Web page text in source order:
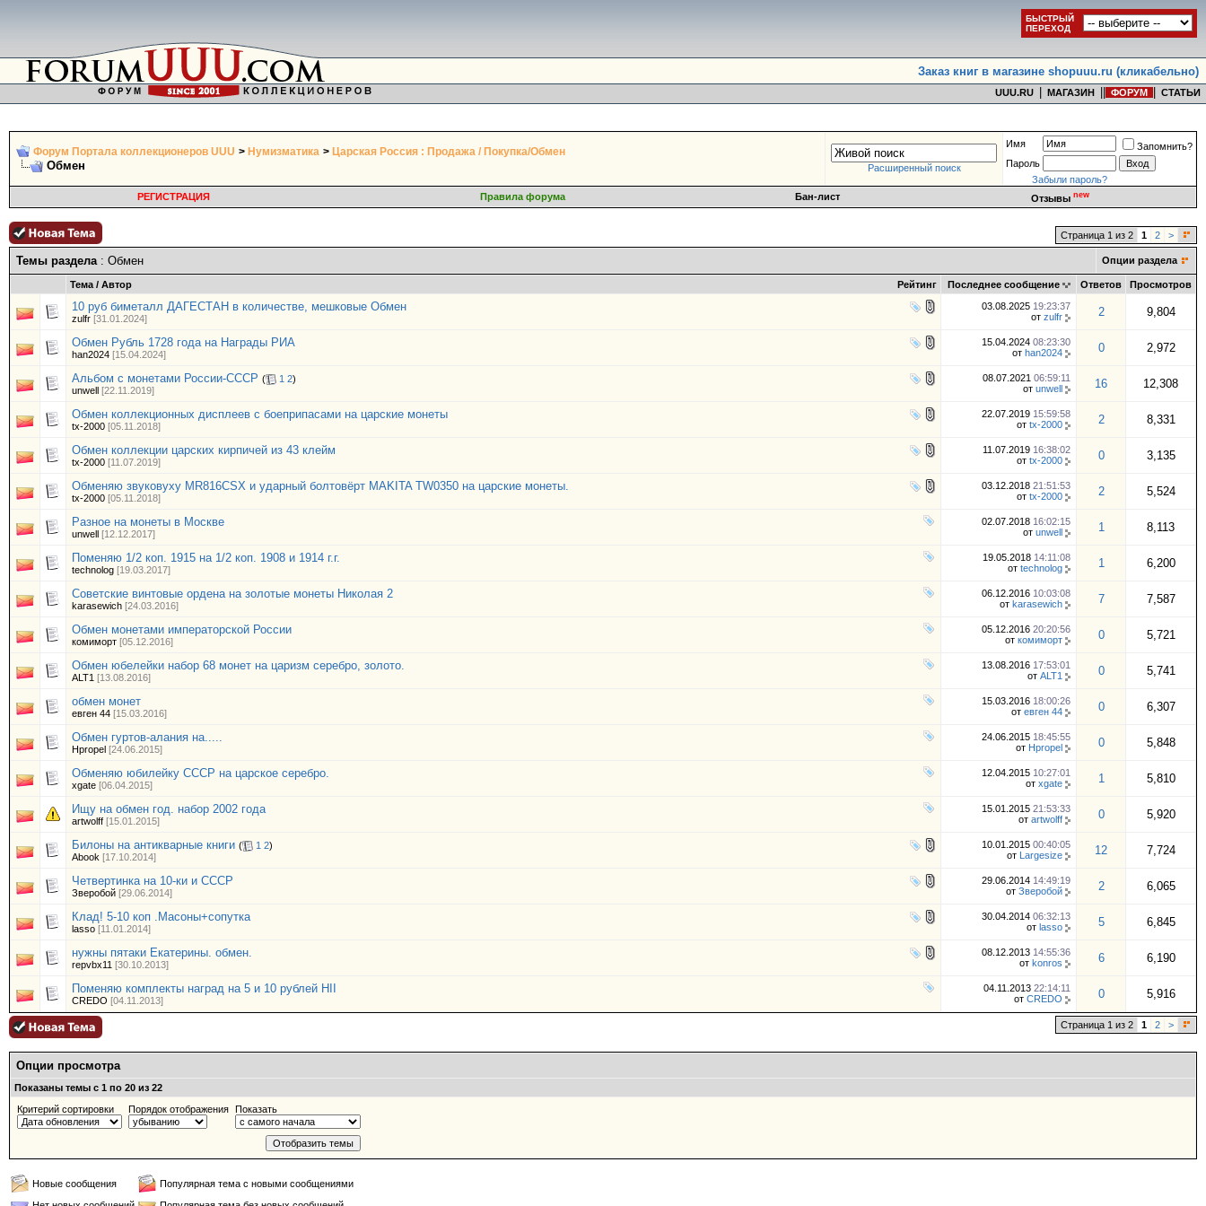
БЫСТРЫЙ
ПЕРЕХОД
Заказ книг в магазине shopuuu.ru (кликабельно)
UUU.RU МАГАЗИН ФОРУМ СТАТЬИ
Форум Портала коллекционеров UUU > Нумизматика > Царская Россия : Продажа / Покупка/Обмен
Обмен Расширенный поиск
Имя
Запомнить?
Пароль
Забыли пароль?
РЕГИСТРАЦИЯ
Правила форума Бан-лист Отзывы new
Страница 1 из 2 1 2 >
Темы раздела: Обмен Опции раздела
Рейтинг
Тема / Автор Последнее сообщение Ответов Просмотров
10 руб биметалл ДАГЕСТАН в количестве, мешковые Обмен
zulfr [31.01.2024]
03.08.2025 19:23:37
от zulfr 2 9,804
Обмен Рубль 1728 года на Награды РИА
han2024 [15.04.2024]
15.04.2024 08:23:30
от han2024 0 2,972
Альбом с монетами России-СССР ( 1 2)
unwell [22.11.2019]
08.07.2021 06:59:11
от unwell 16 12,308
Обмен коллекционных дисплеев с боеприпасами на царские монеты
tx-2000 [05.11.2018]
22.07.2019 15:59:58
от tx-2000 2 8,331
Обмен коллекции царских кирпичей из 43 клейм
tx-2000 [11.07.2019]
11.07.2019 16:38:02
от tx-2000 0 3,135
Обменяю звуковуху MR816CSX и ударный болтовёрт MAKITA TW0350 на царские монеты.
tx-2000 [05.11.2018]
03.12.2018 21:51:53
от tx-2000 2 5,524
Разное на монеты в Москве
unwell [12.12.2017]
02.07.2018 16:02:15
от unwell 1 8,113
Поменяю 1/2 коп. 1915 на 1/2 коп. 1908 и 1914 г.г.
technolog [19.03.2017]
19.05.2018 14:11:08
от technolog 1 6,200
Советские винтовые ордена на золотые монеты Николая 2
karasewich [24.03.2016]
06.12.2016 10:03:08
от karasewich 7 7,587
Обмен монетами императорской России
комиморт [05.12.2016]
05.12.2016 20:20:56
от комиморт 0 5,721
Обмен юбелейки набор 68 монет на царизм серебро, золото.
ALT1 [13.08.2016]
13.08.2016 17:53:01
от ALT1 0 5,741
обмен монет
евген 44 [15.03.2016]
15.03.2016 18:00:26
от евген 44 0 6,307
Обмен гуртов-алания на.....
Hpropel [24.06.2015]
24.06.2015 18:45:55
от Hpropel 0 5,848
Обменяю юбилейку СССР на царское серебро.
xgate [06.04.2015]
12.04.2015 10:27:01
от xgate 1 5,810
Ищу на обмен год. набор 2002 года
artwolff [15.01.2015]
15.01.2015 21:53:33
от artwolff 0 5,920
Билоны на антикварные книги ( 1 2)
Abook [17.10.2014]
10.01.2015 00:40:05
от Largesize 12 7,724
Четвертинка на 10-ки и СССР
Зверобой [29.06.2014]
29.06.2014 14:49:19
от Зверобой 2 6,065
Клад! 5-10 коп .Масоны+сопутка
lasso [11.01.2014]
30.04.2014 06:32:13
от lasso 5 6,845
нужны пятаки Екатерины. обмен.
repvbx11 [30.10.2013]
08.12.2013 14:55:36
от konros 6 6,190
Поменяю комплекты наград на 5 и 10 рублей НII
CREDO [04.11.2013]
04.11.2013 22:14:11
от CREDO 0 5,916
Страница 1 из 2 1 2 >
Опции просмотра
Показаны темы с 1 по 20 из 22
Критерий сортировки
Порядок отображения Показать
Новые сообщения
Популярная тема с новыми сообщениями